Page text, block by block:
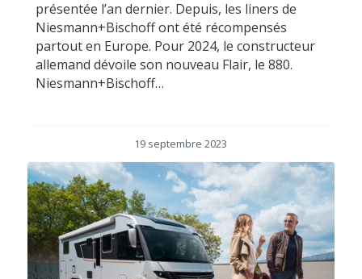
présentée l’an dernier. Depuis, les liners de
Niesmann+Bischoff ont été récompensés
partout en Europe. Pour 2024, le constructeur
allemand dévoile son nouveau Flair, le 880.
Niesmann+Bischoff…
19 septembre 2023